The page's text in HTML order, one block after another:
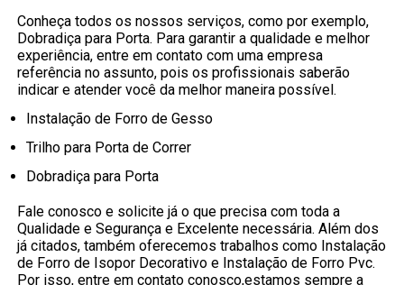
Conheça todos os nossos serviços, como por exemplo,
Dobradiça para Porta. Para garantir a qualidade e melhor
experiência, entre em contato com uma empresa
referência no assunto, pois os profissionais saberão
indicar e atender você da melhor maneira possível.
Instalação de Forro de Gesso
Trilho para Porta de Correr
Dobradiça para Porta
Fale conosco e solicite já o que precisa com toda a
Qualidade e Segurança e Excelente necessária. Além dos
já citados, também oferecemos trabalhos como Instalação
de Forro de Isopor Decorativo e Instalação de Forro Pvc.
Por isso, entre em contato conosco,estamos sempre a